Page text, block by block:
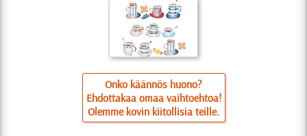
Onko käännös huono?
Ehdottakaa omaa vaihtoehtoa!
Olemme kovin kiitollisia teille.